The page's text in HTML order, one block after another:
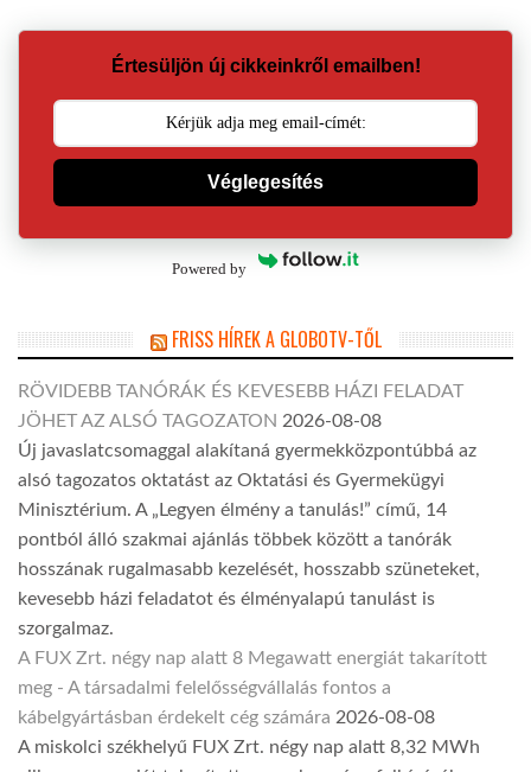
Értesüljön új cikkeinkről emailben!
Véglegesítés
Powered by
FRISS HÍREK A GLOBOTV-TŐL
RÖVIDEBB TANÓRÁK ÉS KEVESEBB HÁZI FELADAT
JÖHET AZ ALSÓ TAGOZATON 2026-08-08
Új javaslatcsomaggal alakítaná gyermekközpontúbbá az
alsó tagozatos oktatást az Oktatási és Gyermekügyi
Minisztérium. A „Legyen élmény a tanulás!” című, 14
pontból álló szakmai ajánlás többek között a tanórák
hosszának rugalmasabb kezelését, hosszabb szüneteket,
kevesebb házi feladatot és élményalapú tanulást is
szorgalmaz.
A FUX Zrt. négy nap alatt 8 Megawatt energiát takarított
meg - A társadalmi felelősségvállalás fontos a
kábelgyártásban érdekelt cég számára 2026-08-08
A miskolci székhelyű FUX Zrt. négy nap alatt 8,32 MWh